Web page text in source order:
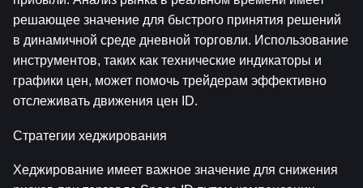
решающее значение для быстрого принятия решений
в динамичной среде дневной торговли. Использование
инструментов, таких как технические индикаторы и
графики цен, может помочь трейдерам эффективно
отслеживать движения цен ID.
Стратегии хеджирования
Хеджирование имеет важное значение для снижения